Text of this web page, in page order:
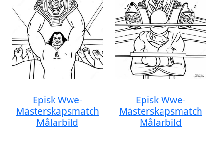
Episk Wwe-
Mästerskapsmatch
Målarbild
Episk Wwe-
Mästerskapsmatch
Målarbild